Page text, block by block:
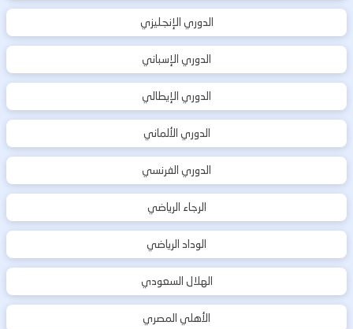
الدوري الإنجليزي
الدوري الإسباني
الدوري الإيطالي
الدوري الألماني
الدوري الفرنسي
الرجاء الرياضي
الوداد الرياضي
الهلال السعودي
الأهلي المصري